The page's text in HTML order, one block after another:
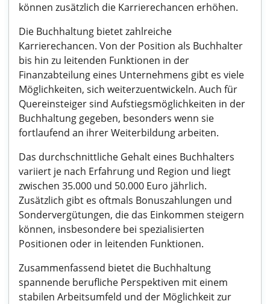
können zusätzlich die Karrierechancen erhöhen.
Die Buchhaltung bietet zahlreiche
Karrierechancen. Von der Position als Buchhalter
bis hin zu leitenden Funktionen in der
Finanzabteilung eines Unternehmens gibt es viele
Möglichkeiten, sich weiterzuentwickeln. Auch für
Quereinsteiger sind Aufstiegsmöglichkeiten in der
Buchhaltung gegeben, besonders wenn sie
fortlaufend an ihrer Weiterbildung arbeiten.
Das durchschnittliche Gehalt eines Buchhalters
variiert je nach Erfahrung und Region und liegt
zwischen 35.000 und 50.000 Euro jährlich.
Zusätzlich gibt es oftmals Bonuszahlungen und
Sondervergütungen, die das Einkommen steigern
können, insbesondere bei spezialisierten
Positionen oder in leitenden Funktionen.
Zusammenfassend bietet die Buchhaltung
spannende berufliche Perspektiven mit einem
stabilen Arbeitsumfeld und der Möglichkeit zur